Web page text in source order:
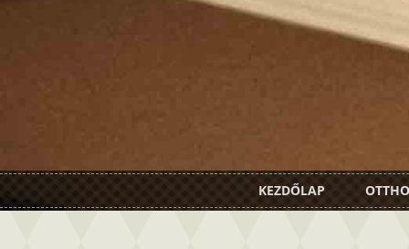
KEZDŐLAP